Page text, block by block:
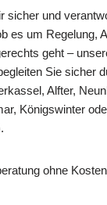
sicher und
es um Regelung,
geht –
Sie sicher
Alfter,
Königswinter
ohne